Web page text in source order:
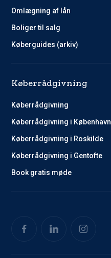
Omlægning af lån
Boliger til salg
Køberguides (arkiv)
Køberrådgivning
Køberrådgivning
Køberrådgivning i København
Køberrådgivning i Roskilde
Køberrådgivning i Gentofte
Book gratis møde